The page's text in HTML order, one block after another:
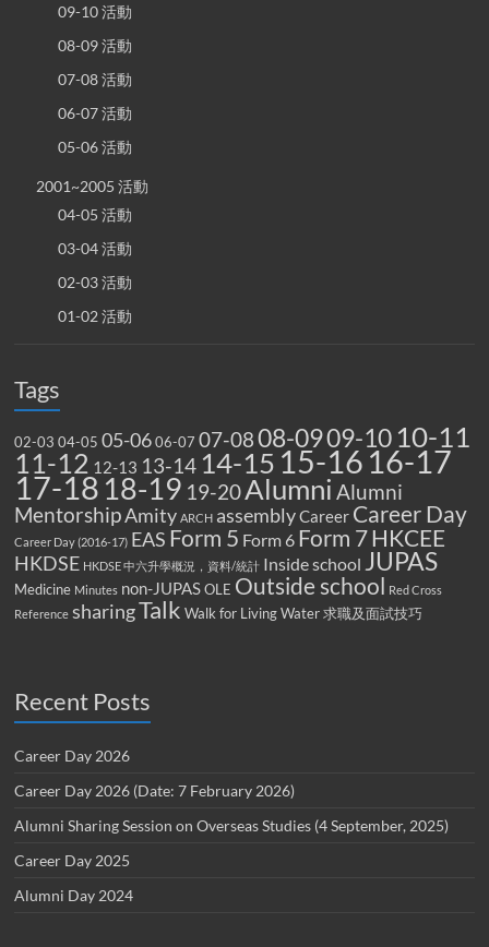
09-10 活動
08-09 活動
07-08 活動
06-07 活動
05-06 活動
2001~2005 活動
04-05 活動
03-04 活動
02-03 活動
01-02 活動
Tags
02-03 04-05 05-06 06-07 07-0808-0909-10 10-11
11-12 12-13 13-14 14-15 15-16 16-17
17-18 18-19 19-20Alumni Alumni
MentorshipAmity ARCH assemblyCareer Career Day
Career Day (2016-17) EAS Form 5 Form 6 Form 7HKCEE
HKDSE HKDSE 中六升學概況，資料/統計 Inside school JUPAS
Medicine Minutes non-JUPAS OLE Outside school Red Cross
Reference sharingTalk Walk for Living Water 求職及面試技巧
Recent Posts
Career Day 2026
Career Day 2026 (Date: 7 February 2026)
Alumni Sharing Session on Overseas Studies (4 September, 2025)
Career Day 2025
Alumni Day 2024